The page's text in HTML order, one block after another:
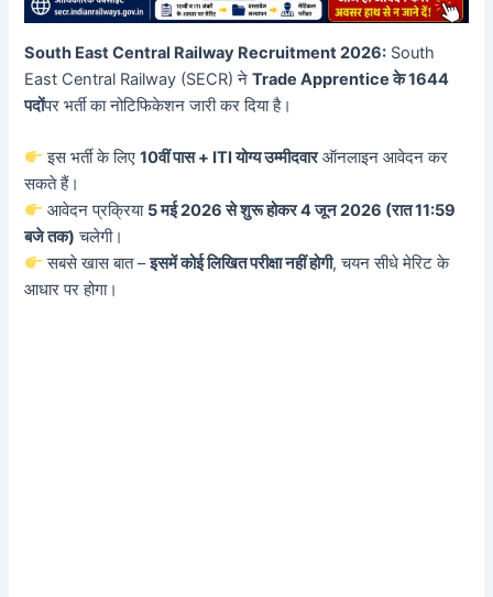
South East Central Railway Recruitment 2026: South
East Central Railway (SECR) नेTrade Apprentice के 1644
पदोंपर भर्ती का नोटिफिकेशन जारी कर दिया है।
इस भर्ती के लिए10वीं पास + ITI योग्य उम्मीदवारऑनलाइन आवेदन कर
सकते हैं।
आवेदन प्रक्रिया 5 मई 2026 से शुरू होकर 4 जून 2026 (रात 11:59
बजे तक) चलेगी।
सबसे खास बात –इसमें कोई लिखित परीक्षा नहीं होगी, चयन सीधे मेरिट के
आधार पर होगा।